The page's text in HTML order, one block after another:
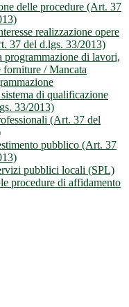
delle procedure (Art. 37
realizzazione opere
37 del d.lgs. 33/2013)
di lavori,
forniture / Mancata
di qualificazione
33/2013)
(Art. 37 del
pubblico (Art. 37
pubblici locali (SPL)
procedure di affidamento